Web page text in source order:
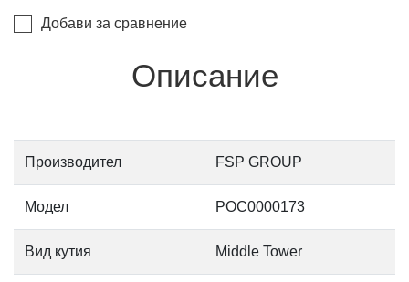
Добави за сравнение
Описание
Производител FSP GROUP
Модел POC0000173
Вид кутия Middle Tower